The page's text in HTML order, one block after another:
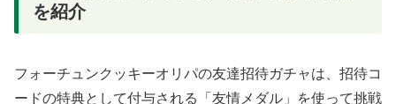
を紹介
フォーチュンクッキーオリパの友達招待ガチャは、招待コ
ードの特典として付与される「友情メダル」を使って挑戦